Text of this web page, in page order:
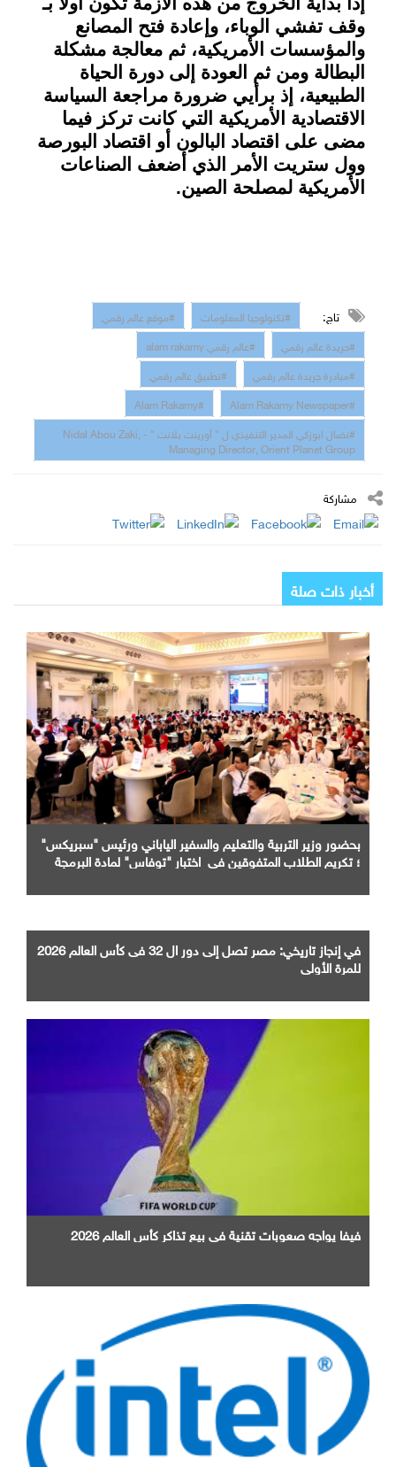
وقف تفشي الوباء، وإعادة فتح المصانع
والمؤسسات الأمريكية، ثم معالجة مشكلة
البطالة ومن ثم العودة إلى دورة الحياة
الطبيعية، إذ برأيي ضرورة مراجعة السياسة
الاقتصادية الأمريكية التي كانت تركز فيما
مضى على اقتصاد البالون أو اقتصاد البورصة
وول ستريت الأمر الذي أضعف الصناعات
الأمريكية لمصلحة الصين.
تاج: #تكنولوجيا المعلومات
#موقع عالم رقمي
#جريدة عالم رقمي
#عالم رقمي alam rakamy
#مبادرة جريدة عالم رقمي
#تطبيق عالم رقمي
#Alam Rakamy Newspaper
#Alam Rakamy
#نضال ابوزكي المدير التنفيذي ل " أورينت بلانت " - Nidal Abou Zaki,
Managing Director, Orient Planet Group
مشاركة
أخبار ذات صلة
بحضور وزير التربية والتعليم والسفير الياباني ورئيس "سبريكس"
؛ تكريم الطلاب المتفوقين في اختبار "توفاس" لمادة البرمجة
في إنجاز تاريخي: مصر تصل إلى دور ال 32 فى كأس العالم 2026
للمرة الأولى
فيفا يواجه صعوبات تقنية في بيع تذاكر كأس العالم 2026